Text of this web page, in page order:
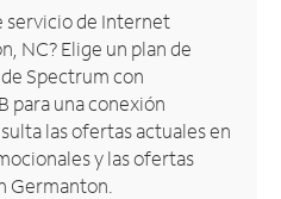
servicio de Internet
NC? Elige un plan de
Spectrum con
para una conexión
las ofertas actuales en
y las ofertas
Germanton.